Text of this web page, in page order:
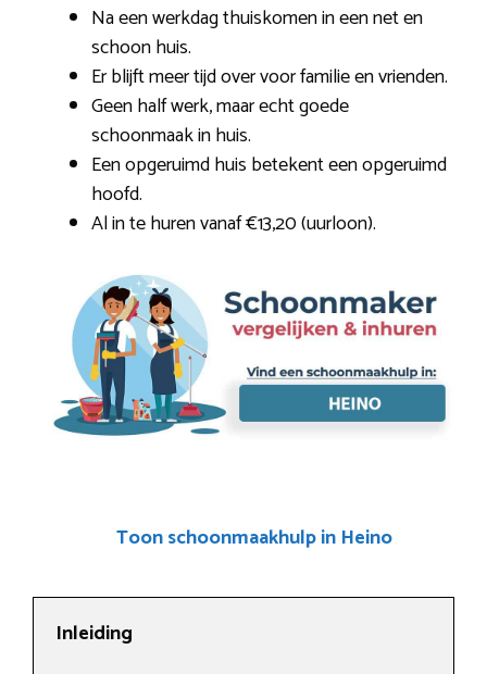
Na een werkdag thuiskomen in een net en
schoon huis.
Er blijft meer tijd over voor familie en vrienden.
Geen half werk, maar echt goede
schoonmaak in huis.
Een opgeruimd huis betekent een opgeruimd
hoofd.
Al in te huren vanaf €13,20 (uurloon).
Toon schoonmaakhulp in Heino
Inleiding